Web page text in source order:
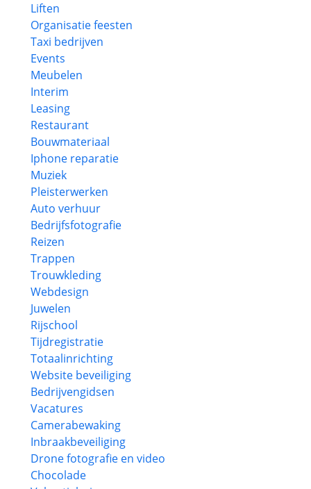
Liften
Organisatie feesten
Taxi bedrijven
Events
Meubelen
Interim
Leasing
Restaurant
Bouwmateriaal
Iphone reparatie
Muziek
Pleisterwerken
Auto verhuur
Bedrijfsfotografie
Reizen
Trappen
Trouwkleding
Webdesign
Juwelen
Rijschool
Tijdregistratie
Totaalinrichting
Website beveiliging
Bedrijvengidsen
Vacatures
Camerabewaking
Inbraakbeveiliging
Drone fotografie en video
Chocolade